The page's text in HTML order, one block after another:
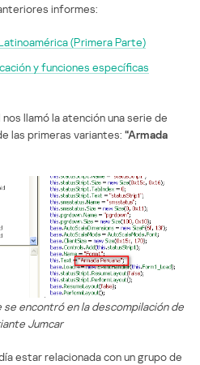
informes:
(Primera Parte)
y funciones específicas
llamó la atención una serie de
las primeras variantes: “Armada
se encontró en la descompilación de
Jumcar
estar relacionada con un grupo de